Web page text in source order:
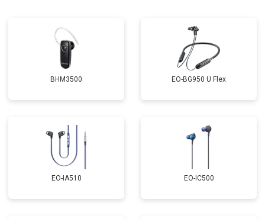
BHM3500 EO-BG950 U Flex
EO-IA510 EO-IC500